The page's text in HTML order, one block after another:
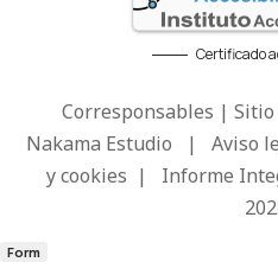
Certificado
Corresponsables |
Nakama Estudio | Aviso
y cookies | Informe
Form